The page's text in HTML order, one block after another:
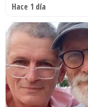
Hace 1 día